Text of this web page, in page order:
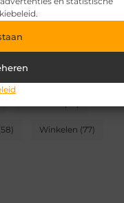
kans om sneller te
Winkelen (77)